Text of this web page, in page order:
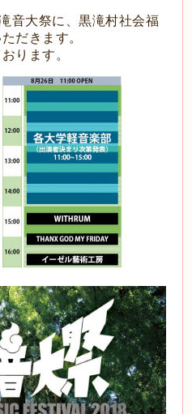
音大祭に、黒滝村社会福
だきます。
ります。